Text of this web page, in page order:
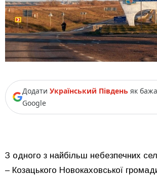
Додати Український Південь як
Google
З одного з найбільш небезпечних
– Козацького Новокаховської